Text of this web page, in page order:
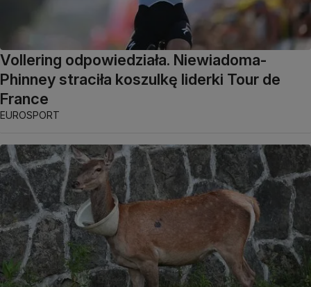
Vollering odpowiedziała. Niewiadoma-
Phinney straciła koszulkę liderki Tour de
France
EUROSPORT